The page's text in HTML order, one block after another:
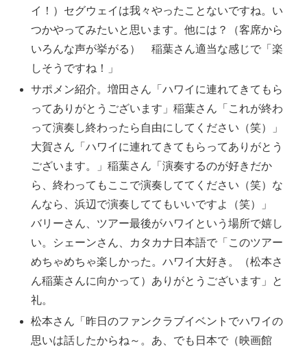
イ！）セグウェイは我々やったことないですね。い
つかやってみたいと思います。他には？（客席から
いろんな声が挙がる） 稲葉さん適当な感じで「楽
しそうですね！」
サポメン紹介。増田さん「ハワイに連れてきてもら
ってありがとうございます」稲葉さん「これが終わ
って演奏し終わったら自由にしてください（笑）」
大賀さん「ハワイに連れてきてもらってありがとう
ございます。」稲葉さん「演奏するのが好きだか
ら、終わってもここで演奏しててください（笑）な
んなら、浜辺で演奏しててもいいですよ（笑）」
バリーさん、ツアー最後がハワイという場所で嬉し
い。シェーンさん、カタカナ日本語で「このツアー
めちゃめちゃ楽しかった。ハワイ大好き。（松本さ
ん稲葉さんに向かって）ありがとうございます」と
礼。
松本さん「昨日のファンクラブイベントでハワイの
思いは話したからね～。あ、でも日本で（映画館